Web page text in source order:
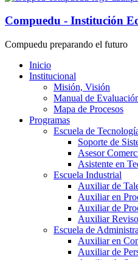
Compuedu - Institución
Compuedu preparando el futuro
Inicio
Institucional
Misión, Visión
Manual de
Mapa de Procesos
Programas
Escuela de
Soporte de
Asesor
Asistente en
Escuela Industrial
Auxiliar de
Auxiliar en
Auxiliar de
Auxiliar
Escuela de
Auxiliar en
Auxiliar de